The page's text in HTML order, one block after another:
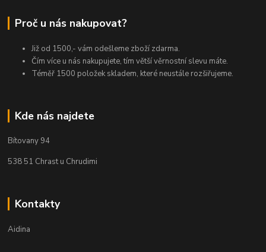
Proč u nás nakupovat?
Již od 1500,- vám odešleme zboží zdarma.
Čím více u nás nakupujete, tím větší věrnostní slevu máte.
Téměř 1500 položek skladem, které neustále rozšiřujeme.
Kde nás najdete
Bítovany 94
538 51 Chrast u Chrudimi
Kontakty
Aidina